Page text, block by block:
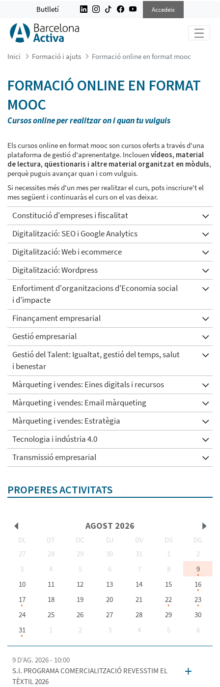
FORMACIÓ ONLINE EN FORMAT
Butlletí Accedeix
Inici Formació i ajuts Formació online en format mooc
FORMACIÓ ONLINE EN FORMAT
MOOC
Cursos online per realitzar on i quan tu vulguis
Els cursos online en format mooc son cursos oferts a través d'una
plataforma de gestió d'aprenentatge. Inclouen vídeos, material
de lectura, qüestionaris i altre material organitzat en mòduls,
perquè puguis avançar quan i com vulguis.
Si necessites més d'un mes per realitzar el curs, pots inscriure't el
mes següent i continuaràs el curs on el vas deixar.
Constitució d'empreses i fiscalitat
Digitalització: SEO i Google Analytics
Digitalització: Web i ecommerce
Digitalització: Wordpress
Enfortiment d'organitzacions d'Economia social
i d'impacte
Finançament empresarial
Gestió empresarial
Gestió del Talent: Igualtat, gestió del temps, salut
i benestar
Màrqueting i vendes: Eines digitals i recursos
Màrqueting i vendes: Email màrqueting
Màrqueting i vendes: Estratègia
Tecnologia i indústria 4.0
Transmissió empresarial
PROPERES ACTIVITATS
<Ant Seg
AGOST 2026
DL DT DC DJ DV DS
DG
27
28 29 30 31 1
2
3
4 5 6 7 8
9
10
11 12 13 14 15
16
17
18 19 20 21 22
23
24
25 26 27 28 29
30
31
1 2 3 4 5 6
9 D’AG. 2026 - 10:00
S.I. PROGRAMA COMERCIALITZACIÓ REVESSTIM EL
TÈXTIL 2026
+